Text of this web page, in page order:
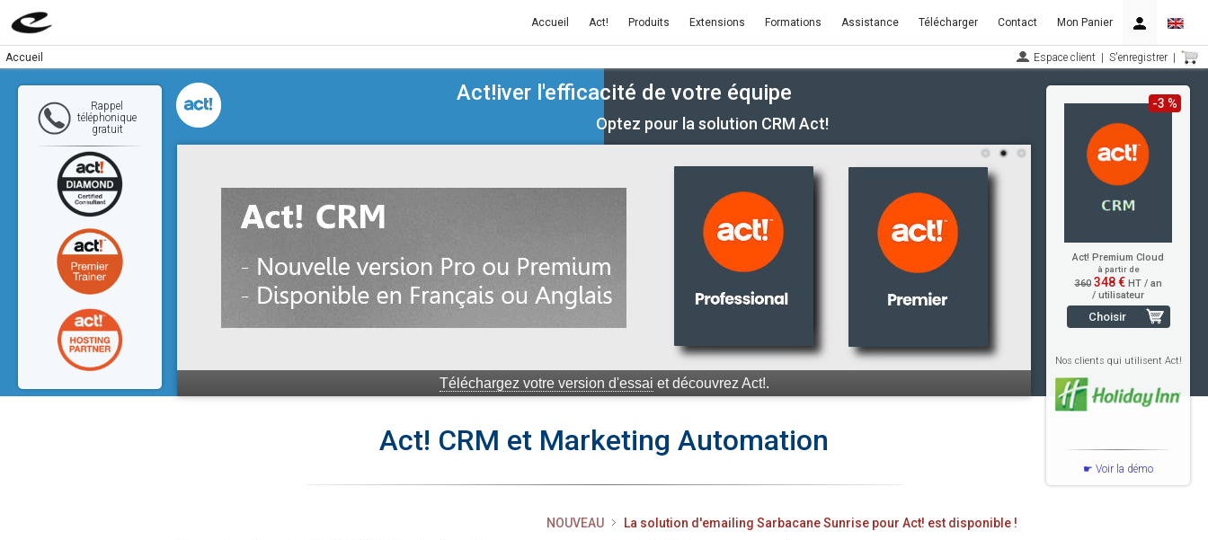
Accueil Act! Produits Extensions Formations Assistance Télécharger Contact Mon Panier
Accueil Espace client S'enregistrer
Act!iver l'efficacité de votre équipe
Optez pour la solution CRM Act!
Cliquez ici dès maintenant pour découvrir toutes nos formations Act!.
Rappel
téléphonique
gratuit
Act! Premium Cloud
à partir de
360 348 €HT / an
/ utilisateur
-3 %
Choisir
Nos clients qui utilisent Act!
Voir la démo
Act! CRM et Marketing Automation
NOUVEAU
La solution d'emailing Sarbacane Sunrise pour Act! est disponible !